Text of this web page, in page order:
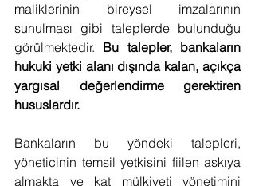
maliklerinin bireysel imzalarının
sunulması gibi taleplerde bulunduğu
görülmektedir. Bu talepler, bankaların
hukuki yetki alanı dışında kalan, açıkça
yargısal değerlendirme gerektiren
hususlardır.
Bankaların bu yöndeki talepleri,
yöneticinin temsil yetkisini fiilen askıya
almakta ve kat mülkiyeti yönetimini